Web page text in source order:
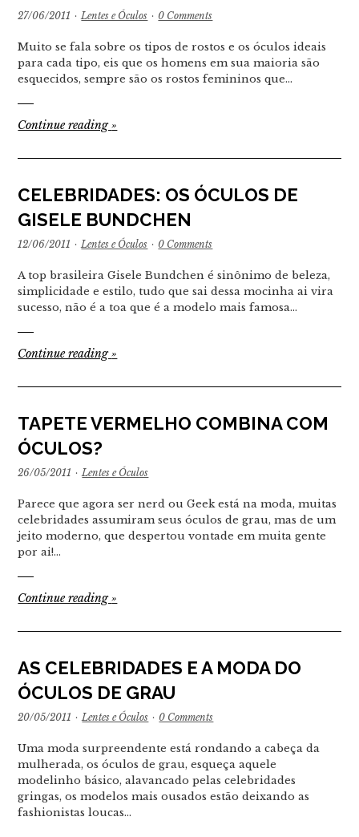
27/06/2011 · Lentes e Óculos · 0 Comments
Muito se fala sobre os tipos de rostos e os óculos ideais
para cada tipo, eis que os homens em sua maioria são
esquecidos, sempre são os rostos femininos que…
Continue reading»
CELEBRIDADES: OS ÓCULOS DE
GISELE BUNDCHEN
12/06/2011 · Lentes e Óculos · 0 Comments
A top brasileira Gisele Bundchen é sinônimo de beleza,
simplicidade e estilo, tudo que sai dessa mocinha ai vira
sucesso, não é a toa que é a modelo mais famosa…
Continue reading»
TAPETE VERMELHO COMBINA COM
ÓCULOS?
26/05/2011 · Lentes e Óculos
Parece que agora ser nerd ou Geek está na moda, muitas
celebridades assumiram seus óculos de grau, mas de um
jeito moderno, que despertou vontade em muita gente
por ai!…
Continue reading»
AS CELEBRIDADES E A MODA DO
ÓCULOS DE GRAU
20/05/2011 · Lentes e Óculos · 0 Comments
Uma moda surpreendente está rondando a cabeça da
mulherada, os óculos de grau, esqueça aquele
modelinho básico, alavancado pelas celebridades
gringas, os modelos mais ousados estão deixando as
fashionistas loucas…